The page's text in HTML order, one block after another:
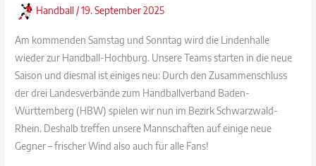
Handball /19. September 2025
Am kommenden Samstag und Sonntag wird die Lindenhalle
wieder zur Handball-Hochburg. Unsere Teams starten in die neue
Saison und diesmal ist einiges neu: Durch den Zusammenschluss
der drei Landesverbände zum Handballverband Baden-
Württemberg (HBW) spielen wir nun im Bezirk Schwarzwald-
Rhein. Deshalb treffen unsere Mannschaften auf einige neue
Gegner – frischer Wind also auch für alle Fans!